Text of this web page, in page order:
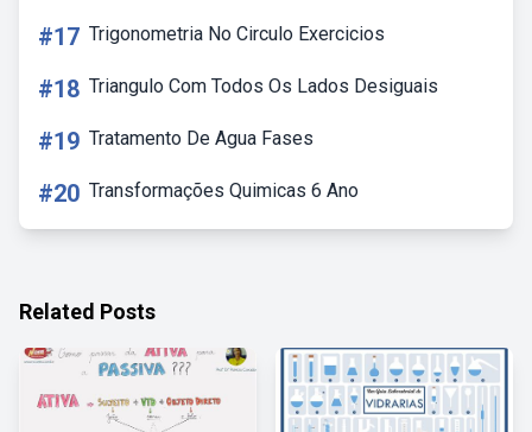
#17 Trigonometria No Circulo Exercicios
#18 Triangulo Com Todos Os Lados Desiguais
#19 Tratamento De Agua Fases
#20 Transformações Quimicas 6 Ano
Related Posts